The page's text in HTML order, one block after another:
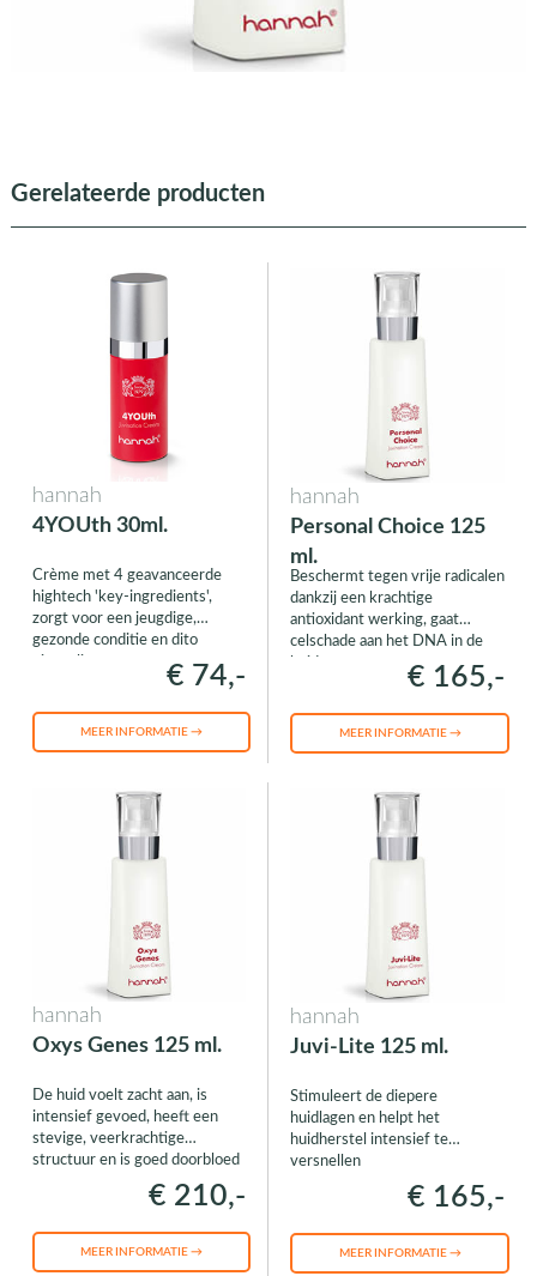
Gerelateerde producten
hannah
4YOUth 30ml.
Crème met 4 geavanceerde
hightech 'key-ingredients',
zorgt voor een jeugdige,
gezonde conditie en dito
€ 74,-
MEER INFORMATIE →
hannah
Personal Choice 125
ml.
Beschermt tegen vrije radicalen
dankzij een krachtige
antioxidant werking, gaat
celschade aan het DNA in de
€ 165,-
MEER INFORMATIE →
hannah
Oxys Genes 125 ml.
De huid voelt zacht aan, is
intensief gevoed, heeft een
stevige, veerkrachtige
structuur en is goed doorbloed
€ 210,-
MEER INFORMATIE →
hannah
Juvi-Lite 125 ml.
Stimuleert de diepere
huidlagen en helpt het
huidherstel intensief te
versnellen
€ 165,-
MEER INFORMATIE →